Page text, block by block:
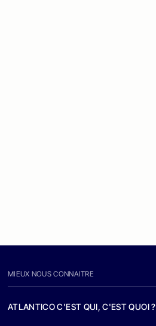
MIEUX NOUS CONNAITRE
ATLANTICO C'EST QUI, C'EST QUOI ?